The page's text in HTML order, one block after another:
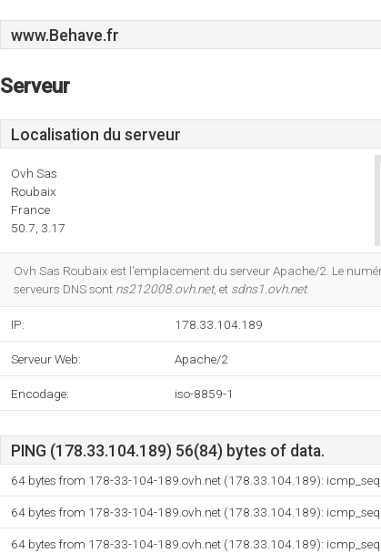
www.Behave.fr
Serveur
Localisation du serveur
Ovh Sas
Roubaix
France
50.7, 3.17
Ovh Sas Roubaix est l'emplacement du serveur Apache/2. Le
serveurs DNS sont ns212008.ovh.net, et sdns1.ovh.net.
IP: 178.33.104.189
Serveur Web: Apache/2
Encodage: iso-8859-1
PING (178.33.104.189) 56(84) bytes of data.
64 bytes from 178-33-104-189.ovh.net (178.33.104.189):
64 bytes from 178-33-104-189.ovh.net (178.33.104.189):
64 bytes from 178-33-104-189.ovh.net (178.33.104.189):